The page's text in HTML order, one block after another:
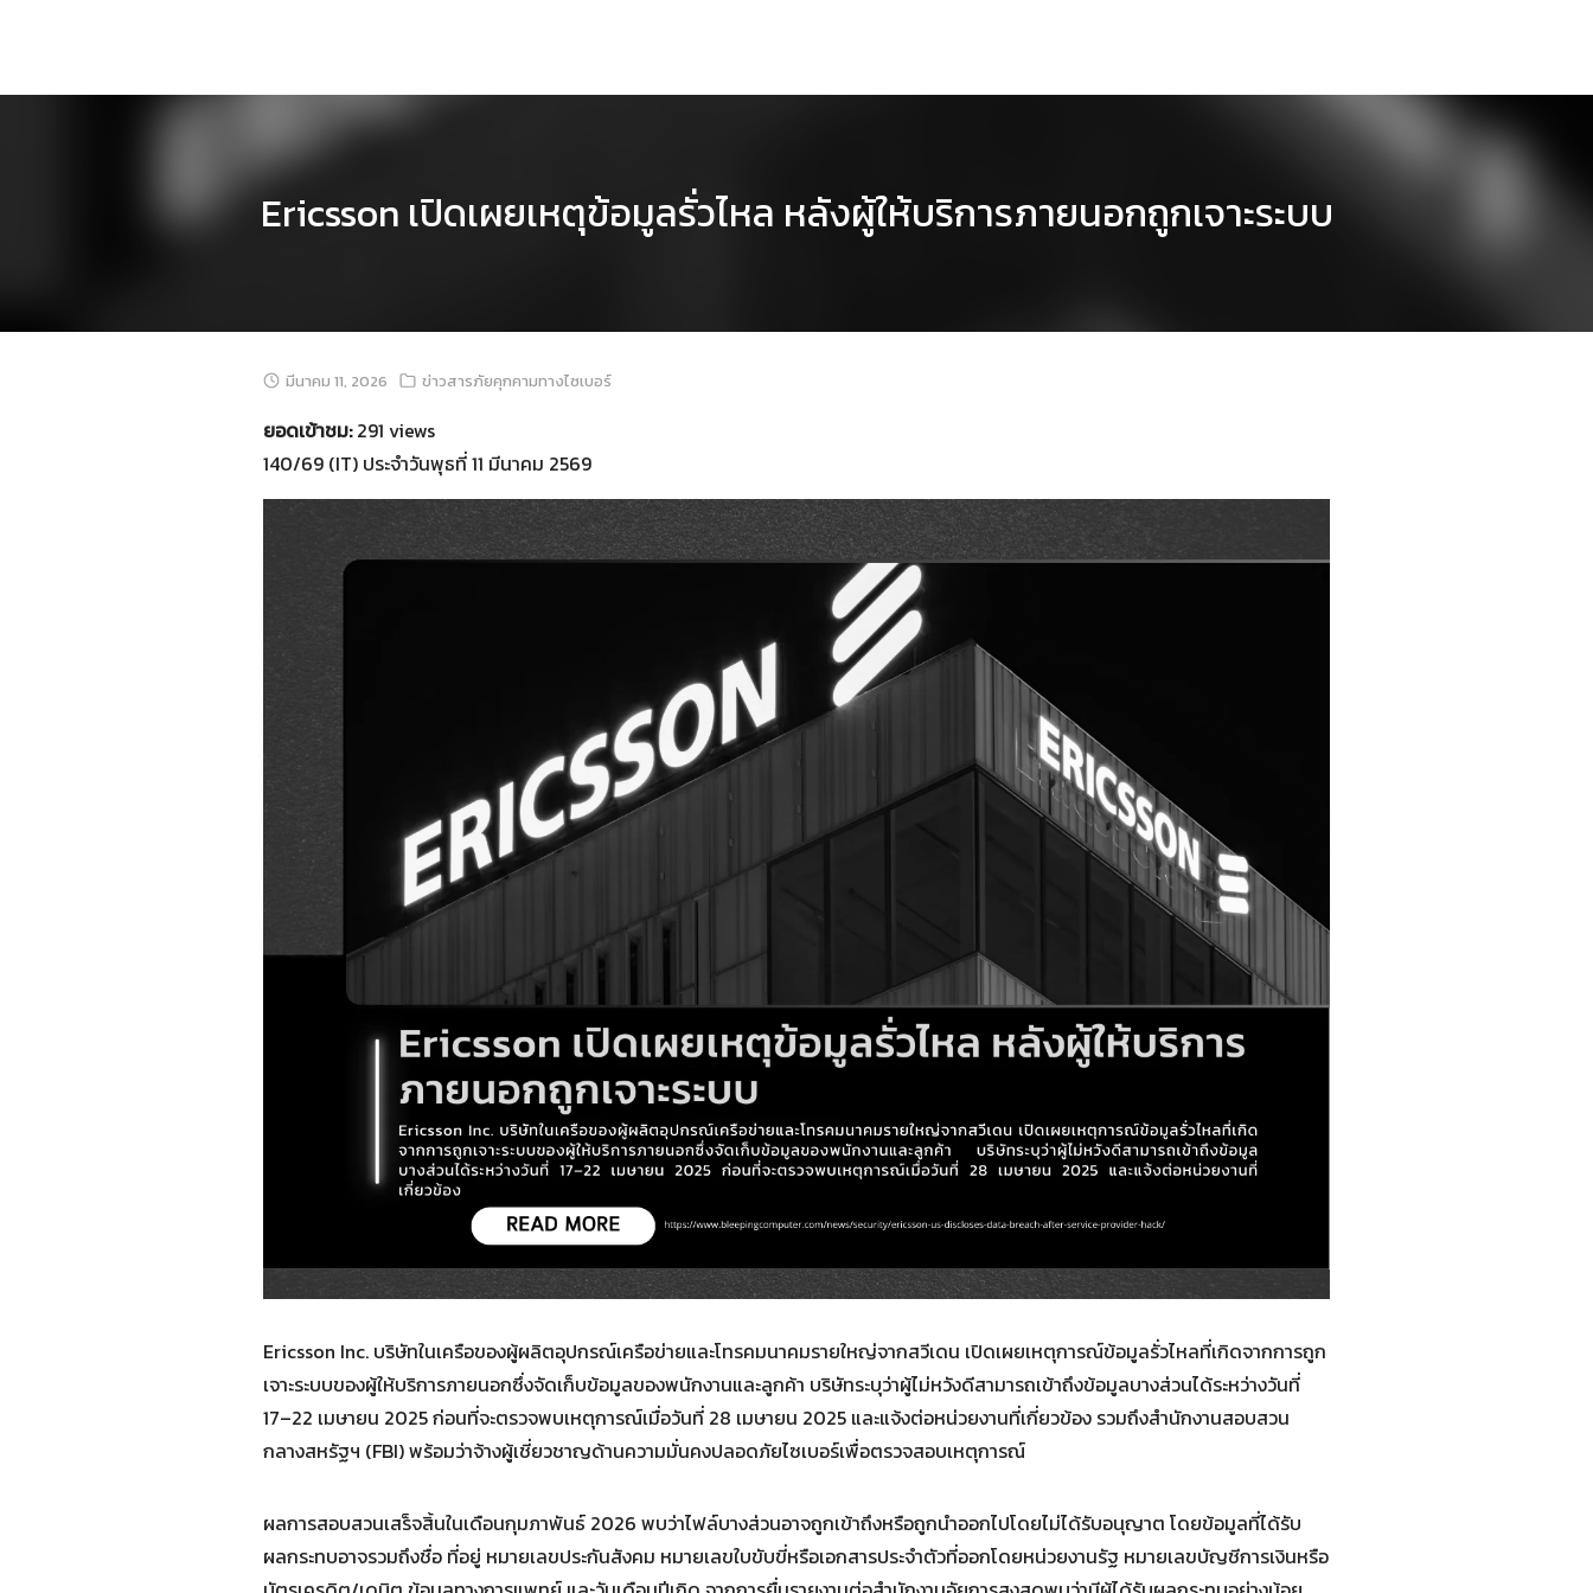
Search
for:
Search
Ericsson เปิดเผยเหตุข้อมูลรั่วไหล หลังผู้ให้บริการภายนอกถูกเจาะระบบ
มีนาคม 11, 2026 ข่าวสารภัยคุกคามทางไซเบอร์
ยอดเข้าชม:291 views
140/69 (IT) ประจำวันพุธที่ 11 มีนาคม 2569
Ericsson Inc. บริษัทในเครือของผู้ผลิตอุปกรณ์เครือข่ายและโทรคมนาคมรายใหญ่จากสวีเดน เปิดเผยเหตุการณ์ข้อมูลรั่วไหลที่เกิดจากการถูก
เจาะระบบของผู้ให้บริการภายนอกซึ่งจัดเก็บข้อมูลของพนักงานและลูกค้า บริษัทระบุว่าผู้ไม่หวังดีสามารถเข้าถึงข้อมูลบางส่วนได้ระหว่างวันที่
17–22 เมษายน 2025 ก่อนที่จะตรวจพบเหตุการณ์เมื่อวันที่ 28 เมษายน 2025 และแจ้งต่อหน่วยงานที่เกี่ยวข้อง รวมถึงสำนักงานสอบสวน
กลางสหรัฐฯ (FBI) พร้อมว่าจ้างผู้เชี่ยวชาญด้านความมั่นคงปลอดภัยไซเบอร์เพื่อตรวจสอบเหตุการณ์
ผลการสอบสวนเสร็จสิ้นในเดือนกุมภาพันธ์ 2026 พบว่าไฟล์บางส่วนอาจถูกเข้าถึงหรือถูกนำออกไปโดยไม่ได้รับอนุญาต โดยข้อมูลที่ได้รับ
ผลกระทบอาจรวมถึงชื่อ ที่อยู่ หมายเลขประกันสังคม หมายเลขใบขับขี่หรือเอกสารประจำตัวที่ออกโดยหน่วยงานรัฐ หมายเลขบัญชีการเงินหรือ